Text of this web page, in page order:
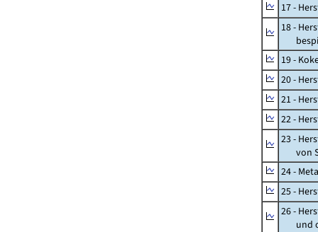
17 -
18 -
19 -
20 -
21 -
22 -
23 -
von
24 -
25 -
26 -
und